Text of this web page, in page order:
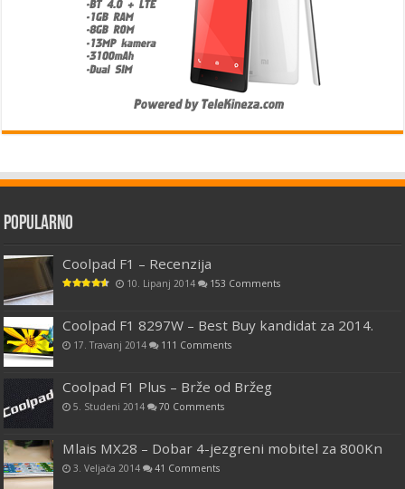
Popularno
Coolpad F1 – Recenzija
10. Lipanj 2014 153 Comments
Coolpad F1 8297W – Best Buy kandidat za 2014.
17. Travanj 2014 111 Comments
Coolpad F1 Plus – Brže od Bržeg
5. Studeni 2014 70 Comments
Mlais MX28 – Dobar 4-jezgreni mobitel za 800Kn
3. Veljača 2014 41 Comments